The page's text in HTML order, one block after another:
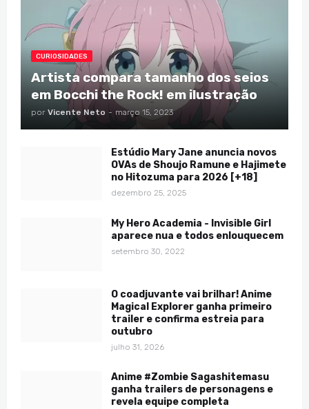
CURIOSIDADES
Artista compara tamanho dos seios
em Bocchi the Rock! em ilustração
por Vicente Neto - março 15, 2023
Estúdio Mary Jane anuncia novos
OVAs de Shoujo Ramune e Hajimete
no Hitozuma para 2026 [+18]
dezembro 25, 2025
My Hero Academia - Invisible Girl
aparece nua e todos enlouquecem
setembro 30, 2022
O coadjuvante vai brilhar! Anime
Magical Explorer ganha primeiro
trailer e confirma estreia para
outubro
julho 31, 2026
Anime #Zombie Sagashitemasu
ganha trailers de personagens e
revela equipe completa